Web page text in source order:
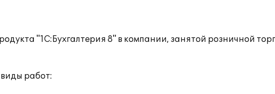
"1С:Бухгалтерия 8" в компании, занятой розничной
работ: